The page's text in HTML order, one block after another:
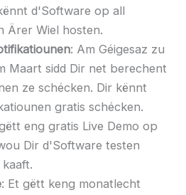
d'Software op all
Ärer Wiel hosten.
: Am Géigesaz zu
Maart sidd Dir net berechent
ze schécken. Dir kënnt
gratis schécken.
eng gratis Live Demo op
Dir d'Software testen
: Et gëtt keng monatlecht